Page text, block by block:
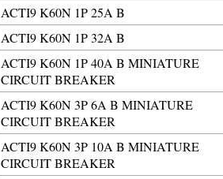
ACTI9 K60N 1P 25A B
ACTI9 K60N 1P 32A B
ACTI9 K60N 1P 40A B MINIATURE
CIRCUIT BREAKER
ACTI9 K60N 3P 6A B MINIATURE
CIRCUIT BREAKER
ACTI9 K60N 3P 10A B MINIATURE
CIRCUIT BREAKER